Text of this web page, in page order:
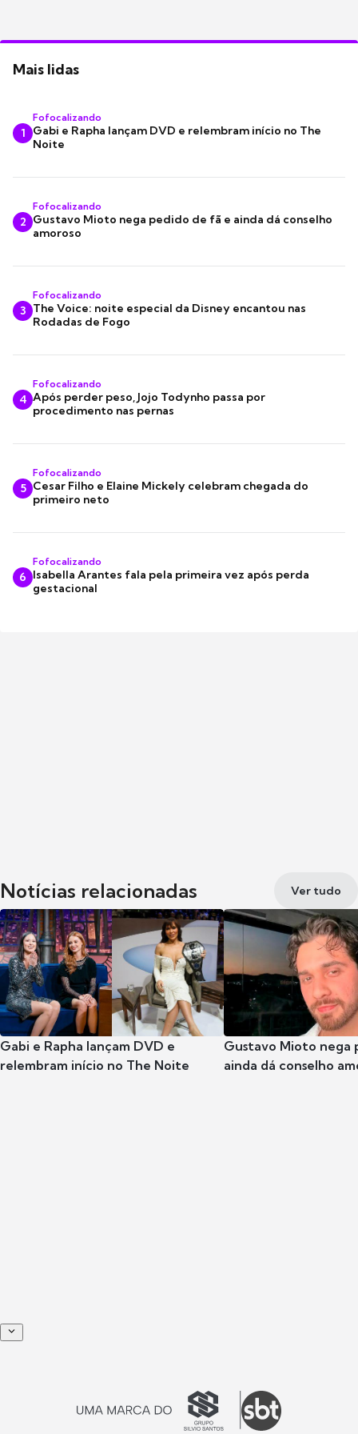
Mais lidas
1
Fofocalizando
Gabi e Rapha lançam DVD e relembram início no The
Noite
2
Fofocalizando
Gustavo Mioto nega pedido de fã e ainda dá conselho
amoroso
3
Fofocalizando
The Voice: noite especial da Disney encantou nas
Rodadas de Fogo
4
Fofocalizando
Após perder peso, Jojo Todynho passa por
procedimento nas pernas
5
Fofocalizando
Cesar Filho e Elaine Mickely celebram chegada do
primeiro neto
6
Fofocalizando
Isabella Arantes fala pela primeira vez após perda
gestacional
Notícias relacionadas Ver tudo
Gabi e Rapha lançam DVD e
relembram início no The Noite
Gustavo Mioto nega
ainda dá conselho